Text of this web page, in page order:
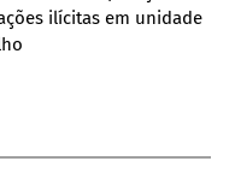
ilícitas em unidade